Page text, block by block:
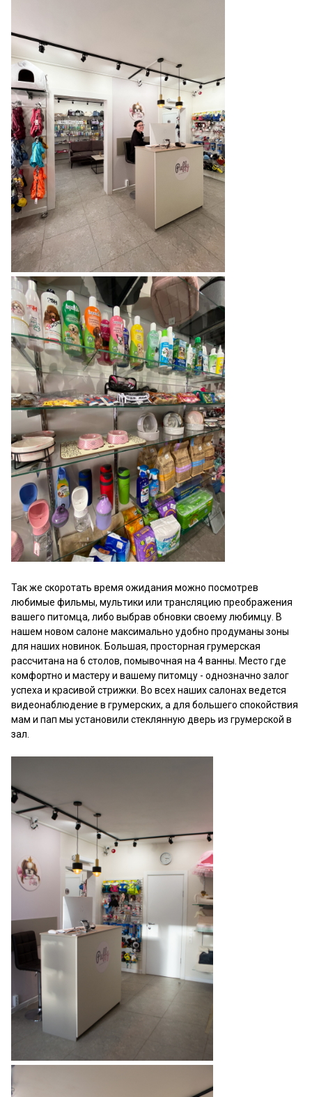
Так же скоротать время ожидания можно посмотрев
любимые фильмы, мультики или трансляцию преображения
вашего питомца, либо выбрав обновки своему любимцу. В
нашем новом салоне максимально удобно продуманы зоны
для наших новинок. Большая, просторная грумерская
рассчитана на 6 столов, помывочная на 4 ванны. Место где
комфортно и мастеру и вашему питомцу - однозначно залог
успеха и красивой стрижки. Во всех наших салонах ведется
видеонаблюдение в грумерских, а для большего спокойствия
мам и пап мы установили стеклянную дверь из грумерской в
зал.